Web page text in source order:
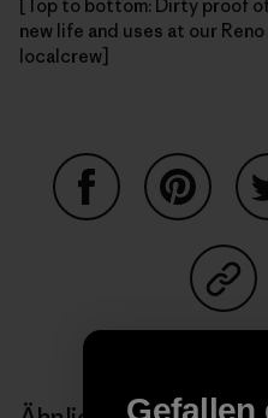
[Top to bottom: Dirty proof
new life and uses at our
localcrew]
Auf
Gefallen